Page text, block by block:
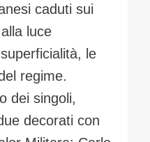
caduti sui
luce
le
regime.
dei singoli,
decorati con